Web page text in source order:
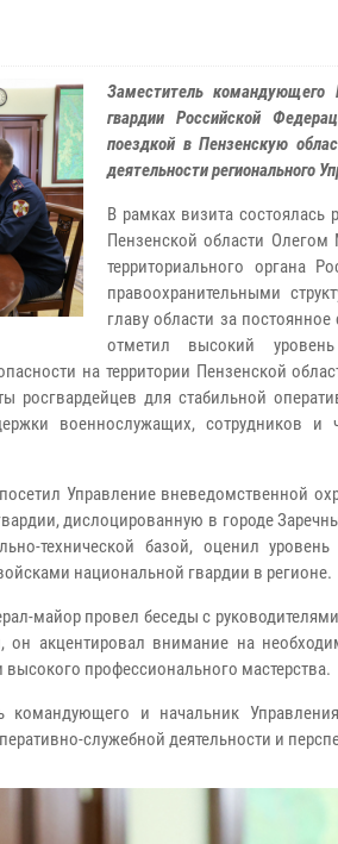
Заместитель командующего
гвардии Российской
поездкой в Пензенскую
деятельности регионального
В рамках визита состоялась
Пензенской области
территориального органа
правоохранительными
главу области за
отметил высокий
на территории Пензенской
росгвардейцев для стабильной
военнослужащих, сотрудников и
Управление вневедомственной
дислоцированную в городе
технической базой, оценил
национальной гвардии в регионе.
майор провел беседы с
акцентировал внимание на
профессионального мастерства.
командующего и начальник
служебной деятельности и